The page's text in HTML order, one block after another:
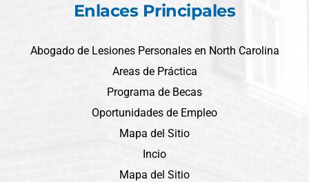
Enlaces Principales
Abogado de Lesiones Personales en North Carolina
Areas de Práctica
Programa de Becas
Oportunidades de Empleo
Mapa del Sitio
Incio
Mapa del Sitio